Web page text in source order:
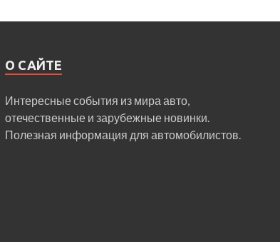
О САЙТЕ
Интересные события из мира авто,
отечественные и зарубежные новинки.
Полезная информация для автомобилистов.